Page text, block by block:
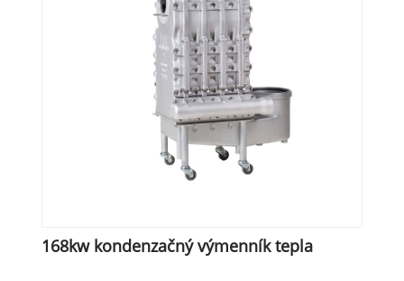
168kw kondenzačný výmenník tepla